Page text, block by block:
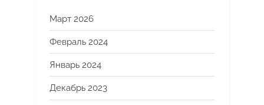
Март 2026
Февраль 2024
Январь 2024
Декабрь 2023